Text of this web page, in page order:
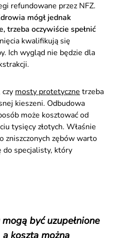
refundowane przez NFZ.
mógł jednak
trzeba oczywiście spełnić
kwalifikują się
Ich wygląd nie będzie dla
mosty protetyczne trzeba
kieszeni. Odbudowa
może kosztować od
tysięcy złotych. Właśnie
zniszczonych zębów warto
do specjalisty, który
być uzupełnione
koszta można